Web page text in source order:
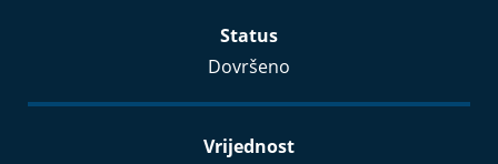
Status
Dovršeno
Vrijednost